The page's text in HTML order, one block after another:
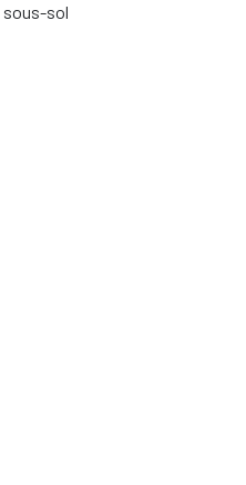
sous-sol